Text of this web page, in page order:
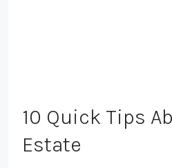
10 Quick Tips
Estate